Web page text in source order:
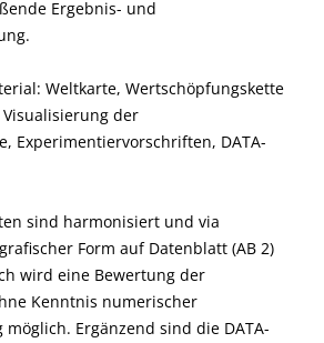
Ergebnis- und
Weltkarte, Wertschöpfungskette
der
Experimentiervorschriften, DATA-
sind harmonisiert und via
Form auf Datenblatt (AB 2)
wird eine Bewertung der
Kenntnis numerischer
Ergänzend sind die DATA-